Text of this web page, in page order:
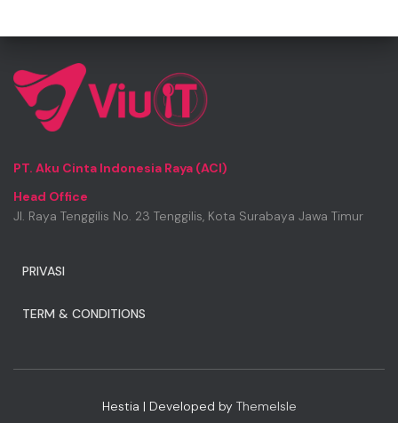
PT. Aku Cinta Indonesia Raya (ACI)
Head Office
Jl. Raya Tenggilis No. 23 Tenggilis, Kota Surabaya Jawa Timur
PRIVASI
TERM & CONDITIONS
Hestia | Developed by ThemeIsle